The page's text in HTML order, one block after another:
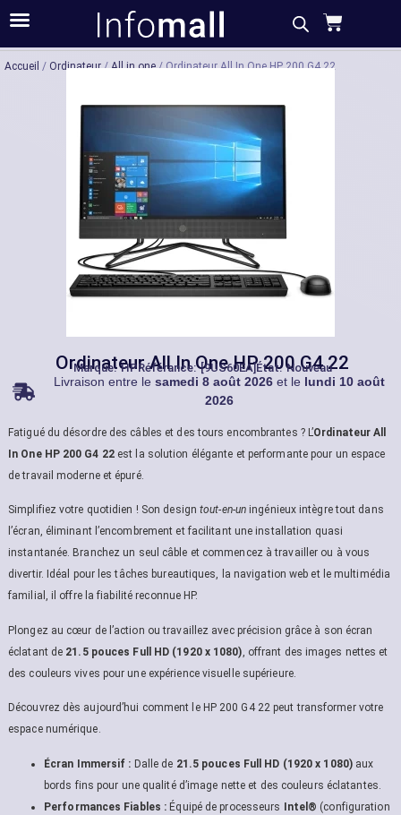
Acheter Description Caractéristiques
Accueil / Ordinateur/All in one/ Ordinateur All In One HP 200 G4 22
Ordinateur All In One HP 200 G4 22
Marque:HPRéférance: [9US60EA]État: Nouveau
Livraison entre lesamedi 8 août 2026 et le lundi 10 août
2026
Fatigué du désordre des câbles et des tours encombrantes ? L’Ordinateur All
In One HP 200 G4 22est la solution élégante et performante pour un espace
de travail moderne et épuré.
Simplifiez votre quotidien ! Son design tout-en-un ingénieux intègre tout dans
l’écran, éliminant l’encombrement et facilitant une installation quasi
instantanée. Branchez un seul câble et commencez à travailler ou à vous
divertir. Idéal pour les tâches bureautiques, la navigation web et le multimédia
familial, il offre la fiabilité reconnue HP.
Plongez au cœur de l’action ou travaillez avec précision grâce à son écran
éclatant de 21.5 pouces Full HD (1920 x 1080) , offrant des images nettes et
des couleurs vives pour une expérience visuelle supérieure.
Découvrez dès aujourd’hui comment le HP 200 G4 22 peut transformer votre
espace numérique.
Écran Immersif : Dalle de 21.5 pouces Full HD (1920 x 1080)aux
bords fins pour une qualité d’image nette et des couleurs éclatantes.
Performances Fiables : Équipé de processeurs Intel® (configuration